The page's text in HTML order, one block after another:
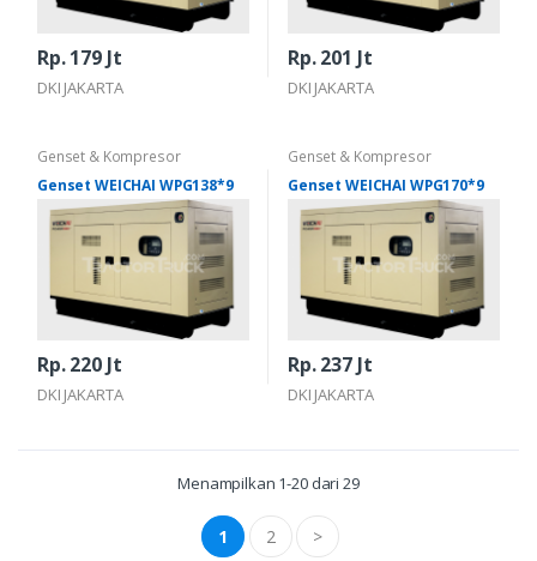
Rp. 179 Jt
DKI JAKARTA
Rp. 201 Jt
DKI JAKARTA
Genset & Kompresor
Genset WEICHAI WPG138*9
Rp. 220 Jt
DKI JAKARTA
Genset & Kompresor
Genset WEICHAI WPG170*9
Rp. 237 Jt
DKI JAKARTA
Menampilkan 1-20 dari 29
1 2 >